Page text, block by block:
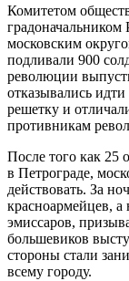
Комитетом
московским
подливали 900
революции
отказывались
решетку и
противникам
После того как 25
в Петрограде,
действовать. За
красноармейцев, а
эмиссаров,
большевиков
стороны стали
всему городу.